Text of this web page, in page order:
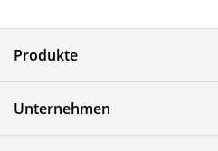
Elektronische
Produkte
Unternehmen